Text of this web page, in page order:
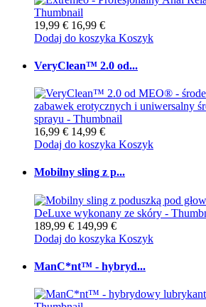
19,99 € 16,99 €
Dodaj do koszyka Koszyk
VeryClean™ 2.0 od...
16,99 € 14,99 €
Dodaj do koszyka Koszyk
Mobilny sling z p...
189,99 € 149,99 €
Dodaj do koszyka Koszyk
ManC*nt™ - hybryd...